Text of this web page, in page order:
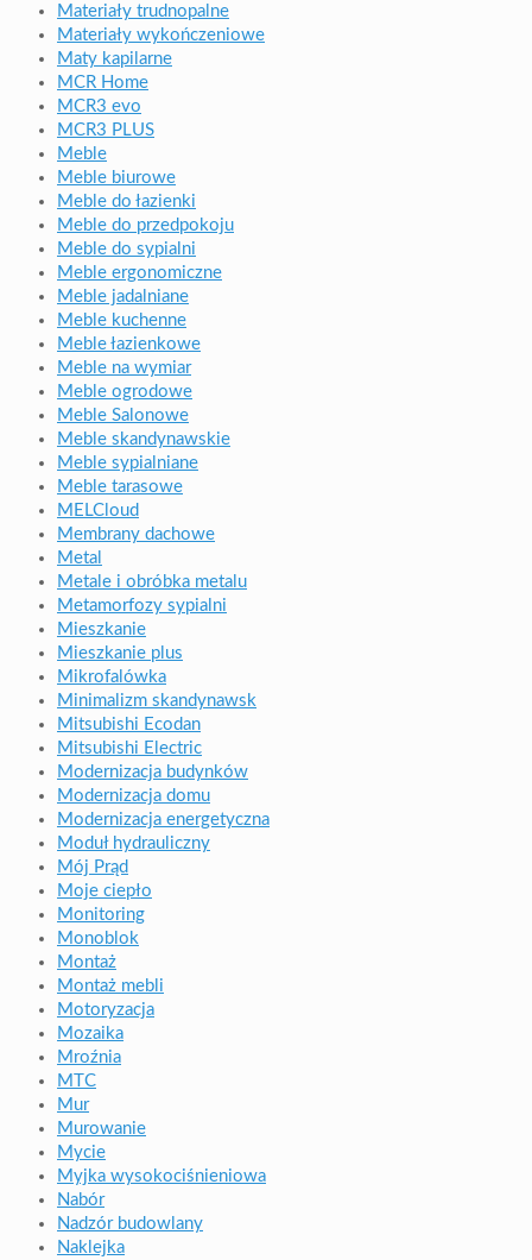
Materiały trudnopalne
Materiały wykończeniowe
Maty kapilarne
MCR Home
MCR3 evo
MCR3 PLUS
Meble
Meble biurowe
Meble do łazienki
Meble do przedpokoju
Meble do sypialni
Meble ergonomiczne
Meble jadalniane
Meble kuchenne
Meble łazienkowe
Meble na wymiar
Meble ogrodowe
Meble Salonowe
Meble skandynawskie
Meble sypialniane
Meble tarasowe
MELCloud
Membrany dachowe
Metal
Metale i obróbka metalu
Metamorfozy sypialni
Mieszkanie
Mieszkanie plus
Mikrofalówka
Minimalizm skandynawsk
Mitsubishi Ecodan
Mitsubishi Electric
Modernizacja budynków
Modernizacja domu
Modernizacja energetyczna
Moduł hydrauliczny
Mój Prąd
Moje ciepło
Monitoring
Monoblok
Montaż
Montaż mebli
Motoryzacja
Mozaika
Mroźnia
MTC
Mur
Murowanie
Mycie
Myjka wysokociśnieniowa
Nabór
Nadzór budowlany
Naklejka